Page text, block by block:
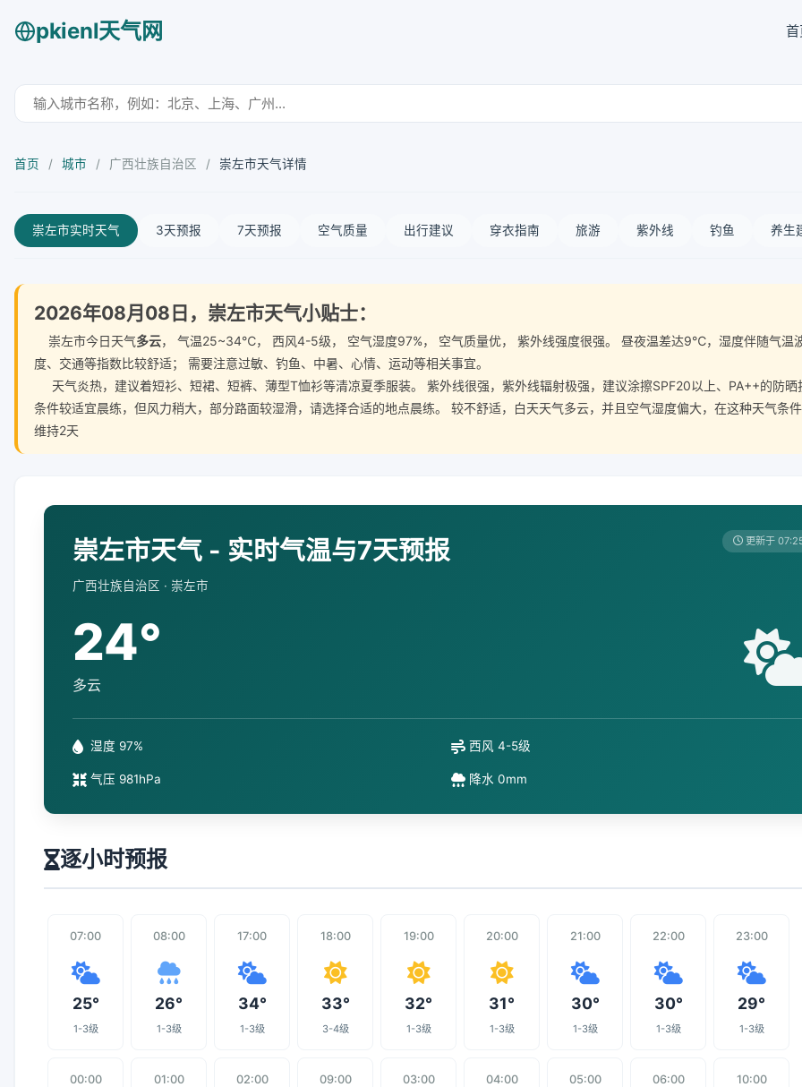
pkienl天气网
首页 / 城市 / 广西壮族自治区 / 崇左市天气详情
崇左市实时天气 3天预报 7天预报 空气质量 出行建议 穿衣指南 旅游 紫外线 钓鱼 养生
2026年08月08日，崇左市天气小贴士：
崇左市今日天气多云， 气温25~34℃， 西风4-5级， 空气湿度97%， 空气质量优， 紫外线强度很强。 昼夜温差达9℃，湿度伴随气温
度、交通等指数比较舒适； 需要注意过敏、钓鱼、中暑、心情、运动等相关事宜。
天气炎热，建议着短衫、短裙、短裤、薄型T恤衫等清凉夏季服装。 紫外线很强，紫外线辐射极强，建议涂擦SPF20以上、PA++的防
条件较适宜晨练，但风力稍大，部分路面较湿滑，请选择合适的地点晨练。 较不舒适，白天天气多云，并且空气湿度偏大，在这种天气条
维持2天
崇左市天气 - 实时气温与7天预报
广西壮族自治区 · 崇左市
更新于
24°
多云
湿度 97% 西风 4-5级
气压 981hPa 降水 0mm
逐小时预报
07:00
25°
1-3级
08:00
26°
1-3级
17:00
34°
1-3级
18:00
33°
3-4级
19:00
32°
1-3级
20:00
31°
1-3级
21:00
30°
1-3级
22:00
30°
1-3级
23:00
29°
1-3级
00:00 01:00 02:00 09:00 03:00 04:00 05:00 06:00 10:00